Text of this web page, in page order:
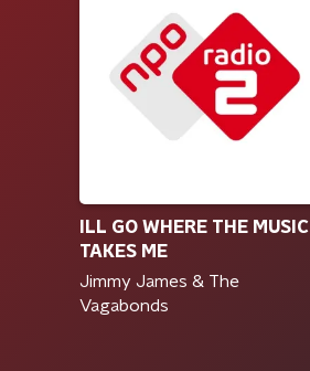
ILL GO WHERE THE MUSIC
TAKES ME
Jimmy James & The
Vagabonds